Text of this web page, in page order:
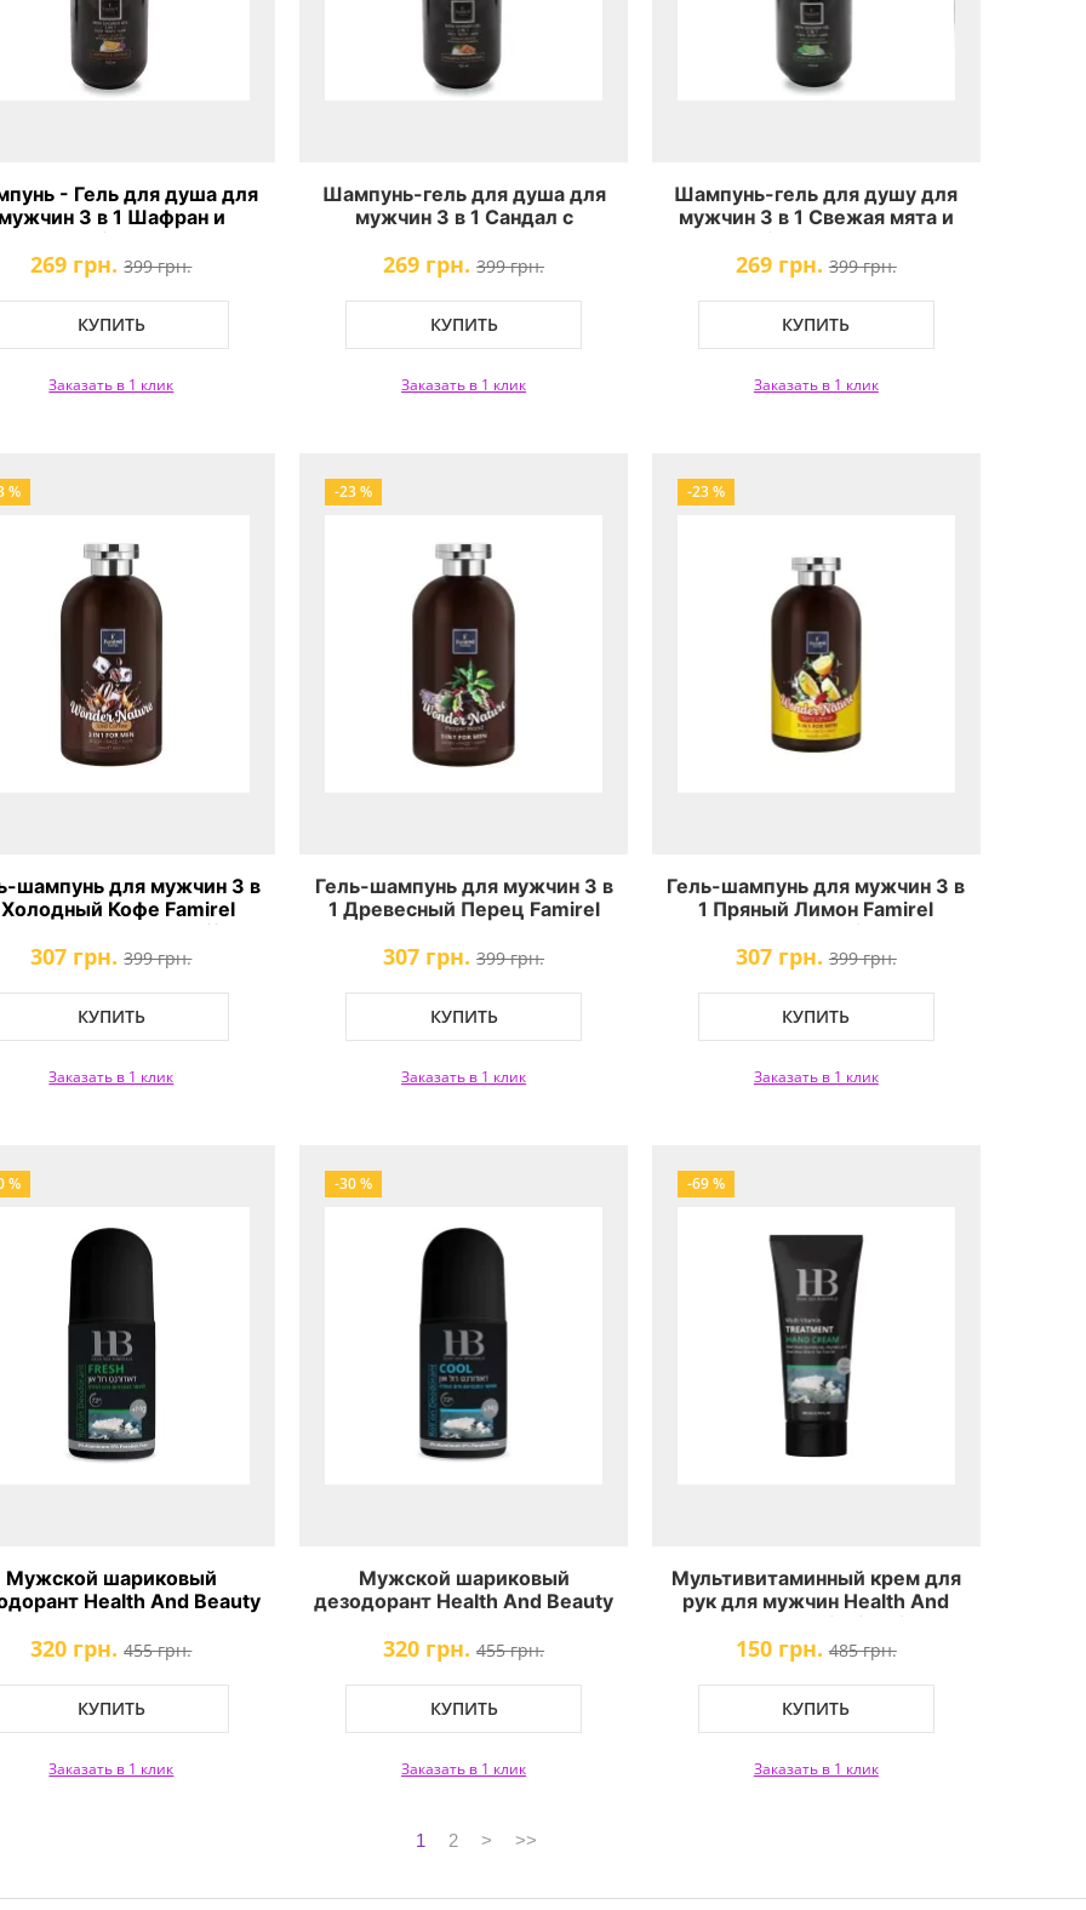
- Гель для душа для
3 в 1 Шафран и
Famirel Men Shower
Gel 3 In 1 Men's World
269 грн. 399 грн.
КУПИТЬ
Заказать в 1 клик
Шампунь-гель для душа для
мужчин 3 в 1 Сандал с
пантенолом Famirel Men
269 грн. 399 грн.
КУПИТЬ
Заказать в 1 клик
Шампунь-гель для душу для
мужчин 3 в 1 Свежая мята и
лайм Famirel Men Shower Gel
3 In 1
269 грн. 399 грн.
КУПИТЬ
Заказать в 1 клик
%
шампунь для мужчин 3 в
Холодный Кофе Famirel
Nature Iced Coffee
307 грн. 399 грн.
КУПИТЬ
Заказать в 1 клик
-23 %
Гель-шампунь для мужчин 3 в
1 Древесный Перец Famirel
307 грн. 399 грн.
КУПИТЬ
Заказать в 1 клик
-23 %
Гель-шампунь для мужчин 3 в
1 Пряный Лимон Famirel
Wonder Nature Spicy Lemon
307 грн. 399 грн.
КУПИТЬ
Заказать в 1 клик
%
Мужской шариковый
Health And Beauty
320 грн. 455 грн.
КУПИТЬ
Заказать в 1 клик
-30 %
Мужской шариковый
дезодорант Health And Beauty
320 грн. 455 грн.
КУПИТЬ
Заказать в 1 клик
-69 %
Мультивитаминный крем для
рук для мужчин Health And
Beauty Multi-Vitamin
Treatment Hand Cream For
150 грн. 485 грн.
КУПИТЬ
Заказать в 1 клик
1 2 > >>